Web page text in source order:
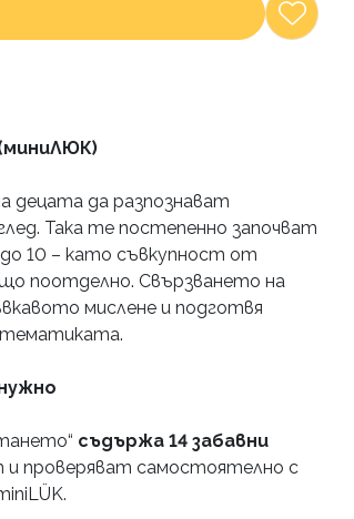
децата да разпознават
Така те постепенно започват
10 – като съвкупност от
поотделно. Свързването на
мислене и подготвя
“ съдържа 14 забавни
проверяват самостоятелно с